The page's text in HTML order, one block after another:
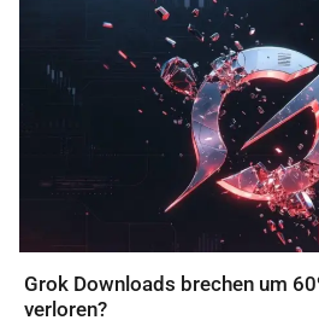
Grok Downloads brechen um
verloren?